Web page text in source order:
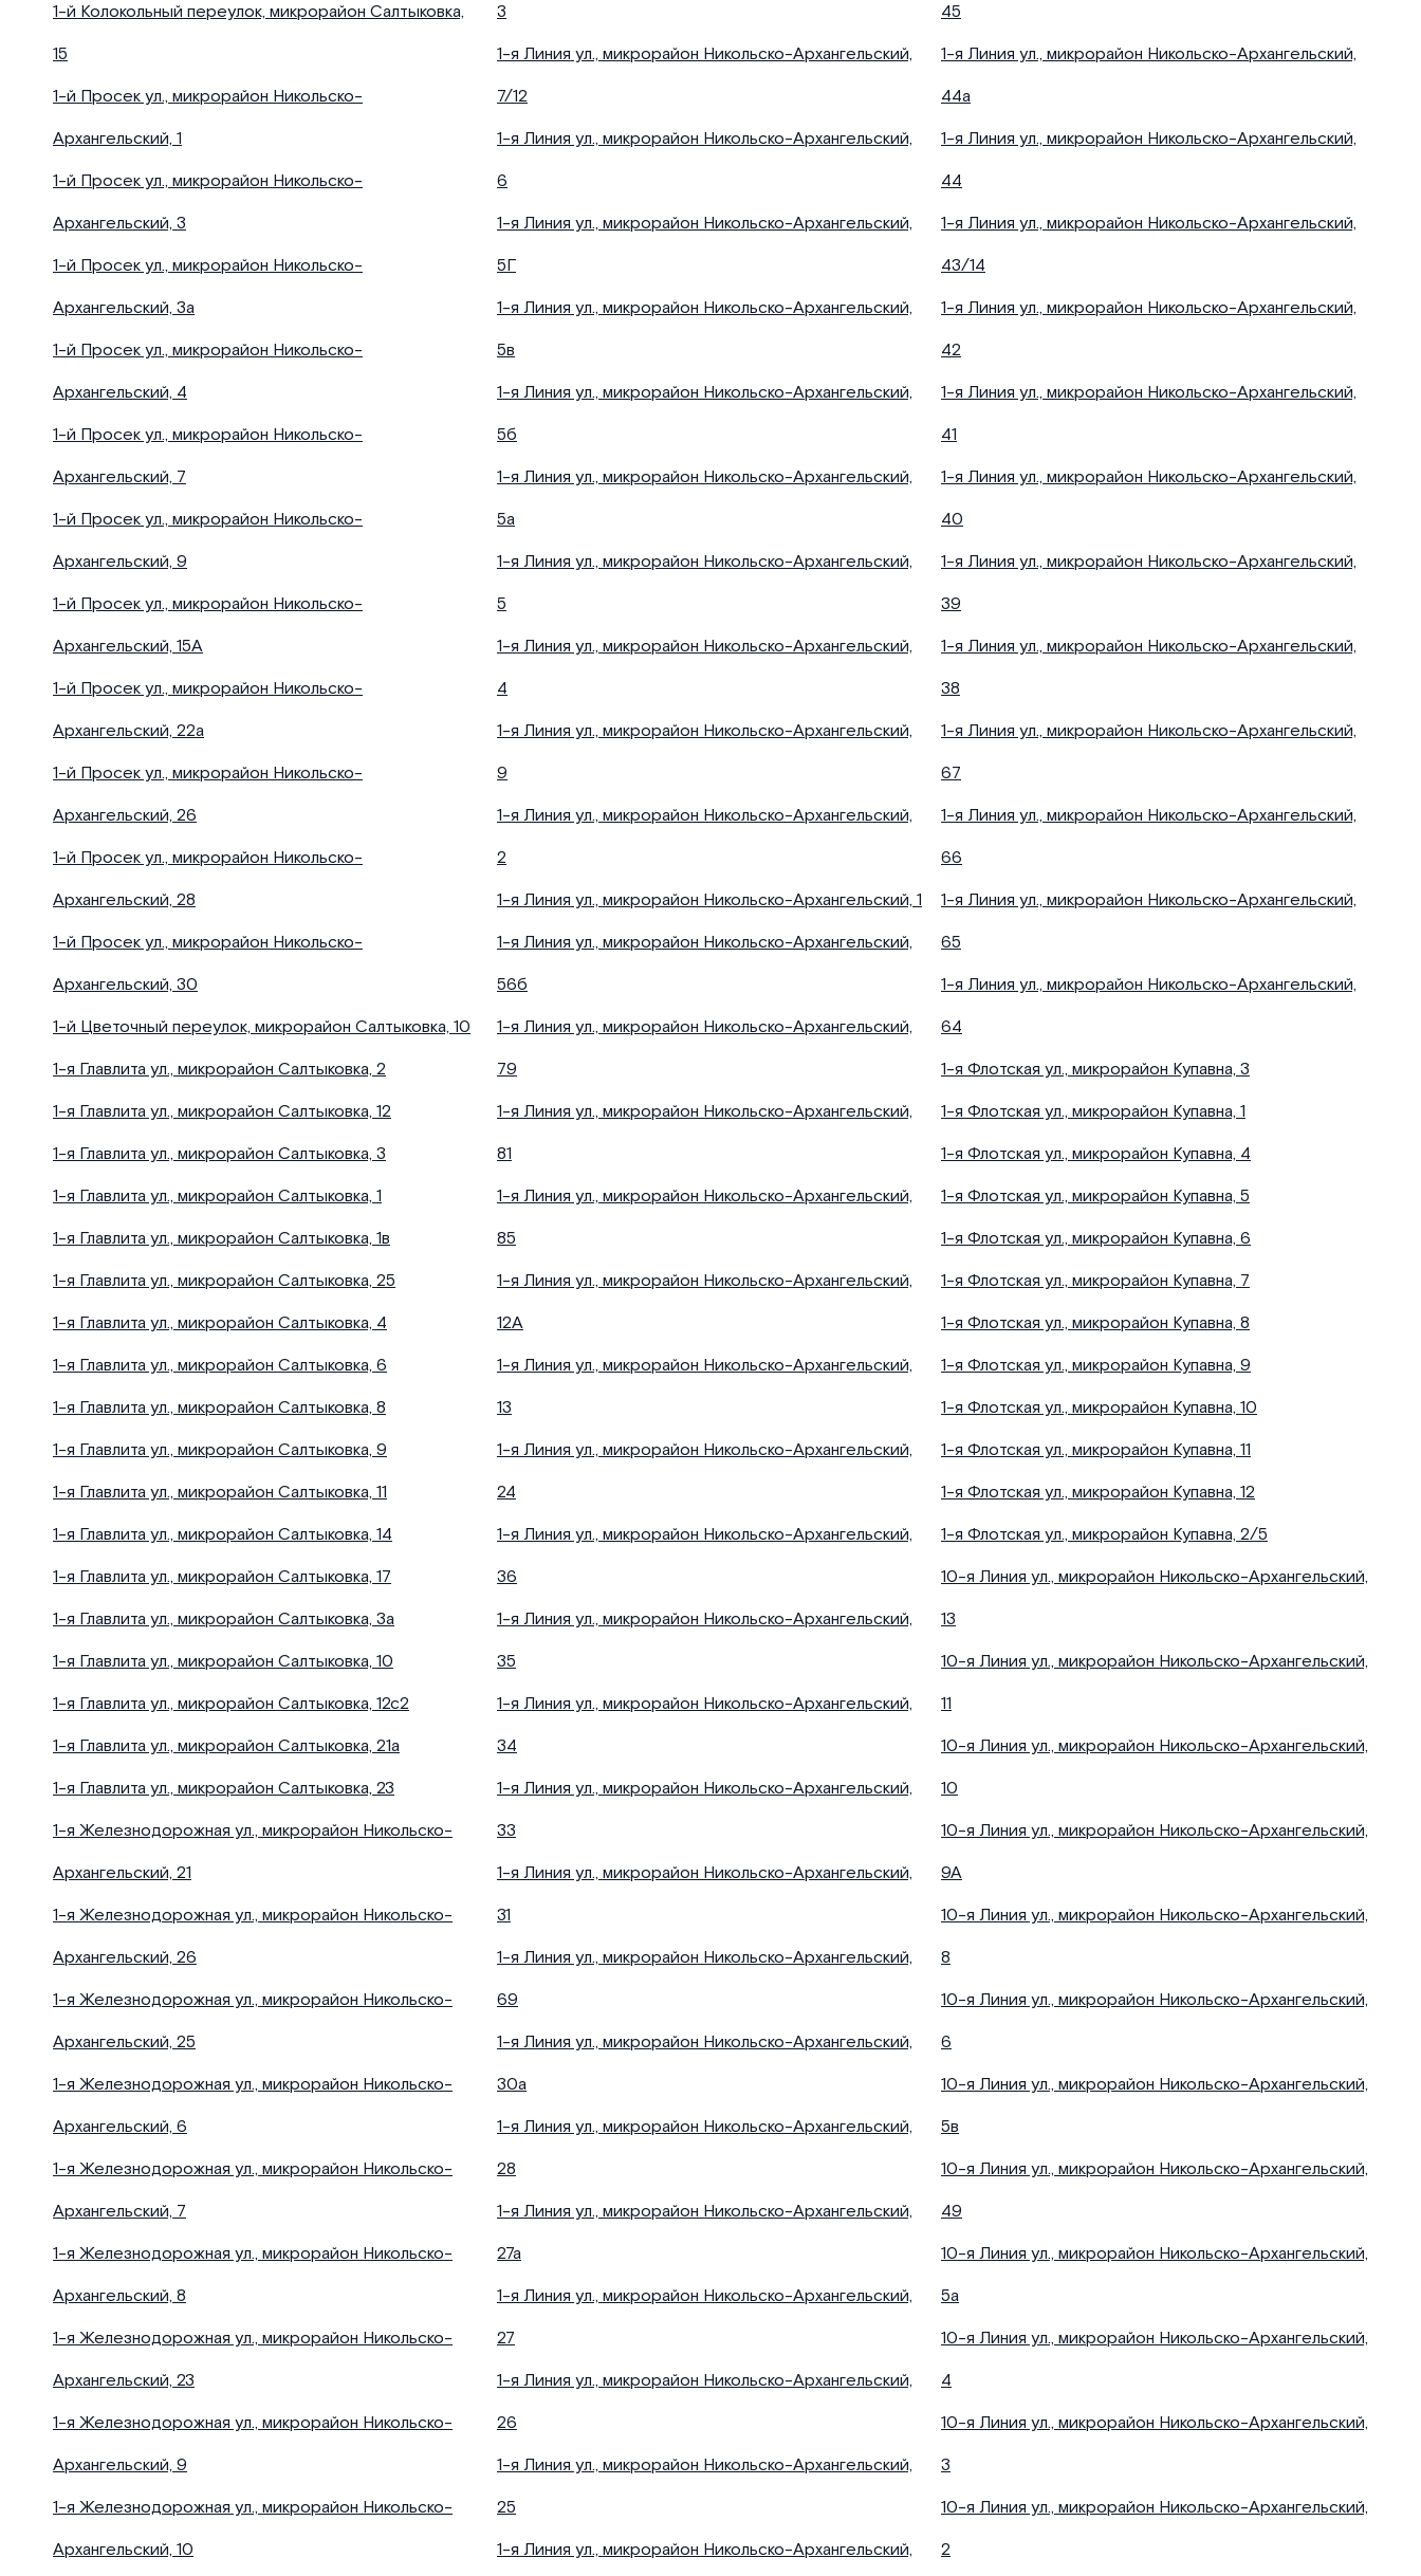
1-й Колокольный переулок, микрорайон Салтыковка,
15
1-й Просек ул., микрорайон Никольско-
Архангельский, 1
1-й Просек ул., микрорайон Никольско-
Архангельский, 3
1-й Просек ул., микрорайон Никольско-
Архангельский, 3а
1-й Просек ул., микрорайон Никольско-
Архангельский, 4
1-й Просек ул., микрорайон Никольско-
Архангельский, 7
1-й Просек ул., микрорайон Никольско-
Архангельский, 9
1-й Просек ул., микрорайон Никольско-
Архангельский, 15А
1-й Просек ул., микрорайон Никольско-
Архангельский, 22а
1-й Просек ул., микрорайон Никольско-
Архангельский, 26
1-й Просек ул., микрорайон Никольско-
Архангельский, 28
1-й Просек ул., микрорайон Никольско-
Архангельский, 30
1-й Цветочный переулок, микрорайон Салтыковка, 10
1-я Главлита ул., микрорайон Салтыковка, 2
1-я Главлита ул., микрорайон Салтыковка, 12
1-я Главлита ул., микрорайон Салтыковка, 3
1-я Главлита ул., микрорайон Салтыковка, 1
1-я Главлита ул., микрорайон Салтыковка, 1в
1-я Главлита ул., микрорайон Салтыковка, 25
1-я Главлита ул., микрорайон Салтыковка, 4
1-я Главлита ул., микрорайон Салтыковка, 6
1-я Главлита ул., микрорайон Салтыковка, 8
1-я Главлита ул., микрорайон Салтыковка, 9
1-я Главлита ул., микрорайон Салтыковка, 11
1-я Главлита ул., микрорайон Салтыковка, 14
1-я Главлита ул., микрорайон Салтыковка, 17
1-я Главлита ул., микрорайон Салтыковка, 3а
1-я Главлита ул., микрорайон Салтыковка, 10
1-я Главлита ул., микрорайон Салтыковка, 12с2
1-я Главлита ул., микрорайон Салтыковка, 21а
1-я Главлита ул., микрорайон Салтыковка, 23
1-я Железнодорожная ул., микрорайон Никольско-
Архангельский, 21
1-я Железнодорожная ул., микрорайон Никольско-
Архангельский, 26
1-я Железнодорожная ул., микрорайон Никольско-
Архангельский, 25
1-я Железнодорожная ул., микрорайон Никольско-
Архангельский, 6
1-я Железнодорожная ул., микрорайон Никольско-
Архангельский, 7
1-я Железнодорожная ул., микрорайон Никольско-
Архангельский, 8
1-я Железнодорожная ул., микрорайон Никольско-
Архангельский, 23
1-я Железнодорожная ул., микрорайон Никольско-
Архангельский, 9
1-я Железнодорожная ул., микрорайон Никольско-
Архангельский, 10
3
1-я Линия ул., микрорайон Никольско-Архангельский,
7/12
1-я Линия ул., микрорайон Никольско-Архангельский,
6
1-я Линия ул., микрорайон Никольско-Архангельский,
5Г
1-я Линия ул., микрорайон Никольско-Архангельский,
5в
1-я Линия ул., микрорайон Никольско-Архангельский,
5б
1-я Линия ул., микрорайон Никольско-Архангельский,
5а
1-я Линия ул., микрорайон Никольско-Архангельский,
5
1-я Линия ул., микрорайон Никольско-Архангельский,
4
1-я Линия ул., микрорайон Никольско-Архангельский,
9
1-я Линия ул., микрорайон Никольско-Архангельский,
2
1-я Линия ул., микрорайон Никольско-Архангельский, 1
1-я Линия ул., микрорайон Никольско-Архангельский,
56б
1-я Линия ул., микрорайон Никольско-Архангельский,
79
1-я Линия ул., микрорайон Никольско-Архангельский,
81
1-я Линия ул., микрорайон Никольско-Архангельский,
85
1-я Линия ул., микрорайон Никольско-Архангельский,
12А
1-я Линия ул., микрорайон Никольско-Архангельский,
13
1-я Линия ул., микрорайон Никольско-Архангельский,
24
1-я Линия ул., микрорайон Никольско-Архангельский,
36
1-я Линия ул., микрорайон Никольско-Архангельский,
35
1-я Линия ул., микрорайон Никольско-Архангельский,
34
1-я Линия ул., микрорайон Никольско-Архангельский,
33
1-я Линия ул., микрорайон Никольско-Архангельский,
31
1-я Линия ул., микрорайон Никольско-Архангельский,
69
1-я Линия ул., микрорайон Никольско-Архангельский,
30а
1-я Линия ул., микрорайон Никольско-Архангельский,
28
1-я Линия ул., микрорайон Никольско-Архангельский,
27а
1-я Линия ул., микрорайон Никольско-Архангельский,
27
1-я Линия ул., микрорайон Никольско-Архангельский,
26
1-я Линия ул., микрорайон Никольско-Архангельский,
25
1-я Линия ул., микрорайон Никольско-Архангельский,
45
1-я Линия ул., микрорайон Никольско-Архангельский,
44а
1-я Линия ул., микрорайон Никольско-Архангельский,
44
1-я Линия ул., микрорайон Никольско-Архангельский,
43/14
1-я Линия ул., микрорайон Никольско-Архангельский,
42
1-я Линия ул., микрорайон Никольско-Архангельский,
41
1-я Линия ул., микрорайон Никольско-Архангельский,
40
1-я Линия ул., микрорайон Никольско-Архангельский,
39
1-я Линия ул., микрорайон Никольско-Архангельский,
38
1-я Линия ул., микрорайон Никольско-Архангельский,
67
1-я Линия ул., микрорайон Никольско-Архангельский,
66
1-я Линия ул., микрорайон Никольско-Архангельский,
65
1-я Линия ул., микрорайон Никольско-Архангельский,
64
1-я Флотская ул., микрорайон Купавна, 3
1-я Флотская ул., микрорайон Купавна, 1
1-я Флотская ул., микрорайон Купавна, 4
1-я Флотская ул., микрорайон Купавна, 5
1-я Флотская ул., микрорайон Купавна, 6
1-я Флотская ул., микрорайон Купавна, 7
1-я Флотская ул., микрорайон Купавна, 8
1-я Флотская ул., микрорайон Купавна, 9
1-я Флотская ул., микрорайон Купавна, 10
1-я Флотская ул., микрорайон Купавна, 11
1-я Флотская ул., микрорайон Купавна, 12
1-я Флотская ул., микрорайон Купавна, 2/5
10-я Линия ул., микрорайон Никольско-Архангельский,
13
10-я Линия ул., микрорайон Никольско-Архангельский,
11
10-я Линия ул., микрорайон Никольско-Архангельский,
10
10-я Линия ул., микрорайон Никольско-Архангельский,
9А
10-я Линия ул., микрорайон Никольско-Архангельский,
8
10-я Линия ул., микрорайон Никольско-Архангельский,
6
10-я Линия ул., микрорайон Никольско-Архангельский,
5в
10-я Линия ул., микрорайон Никольско-Архангельский,
49
10-я Линия ул., микрорайон Никольско-Архангельский,
5а
10-я Линия ул., микрорайон Никольско-Архангельский,
4
10-я Линия ул., микрорайон Никольско-Архангельский,
3
10-я Линия ул., микрорайон Никольско-Архангельский,
2